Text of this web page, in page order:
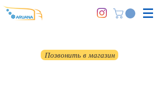
Позвонить в магазин